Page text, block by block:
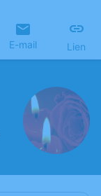
E-mail Lien